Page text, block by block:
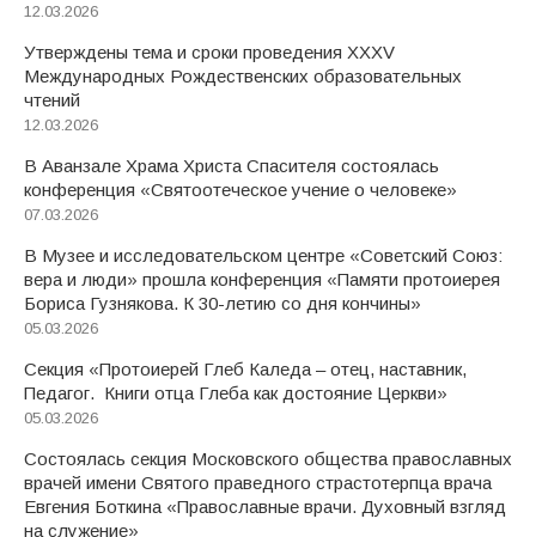
12.03.2026
Утверждены тема и сроки проведения XXXV
Международных Рождественских образовательных
чтений
12.03.2026
В Аванзале Храма Христа Спасителя состоялась
конференция «Святоотеческое учение о человеке»
07.03.2026
В Музее и исследовательском центре «Советский Союз:
вера и люди» прошла конференция «Памяти протоиерея
Бориса Гузнякова. К 30-летию со дня кончины»
05.03.2026
Секция «Протоиерей Глеб Каледа – отец, наставник,
Педагог. Книги отца Глеба как достояние Церкви»
05.03.2026
Состоялась секция Московского общества православных
врачей имени Святого праведного страстотерпца врача
Евгения Боткина «Православные врачи. Духовный взгляд
на служение»